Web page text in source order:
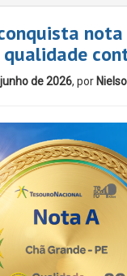
qualidade
de 2026, por